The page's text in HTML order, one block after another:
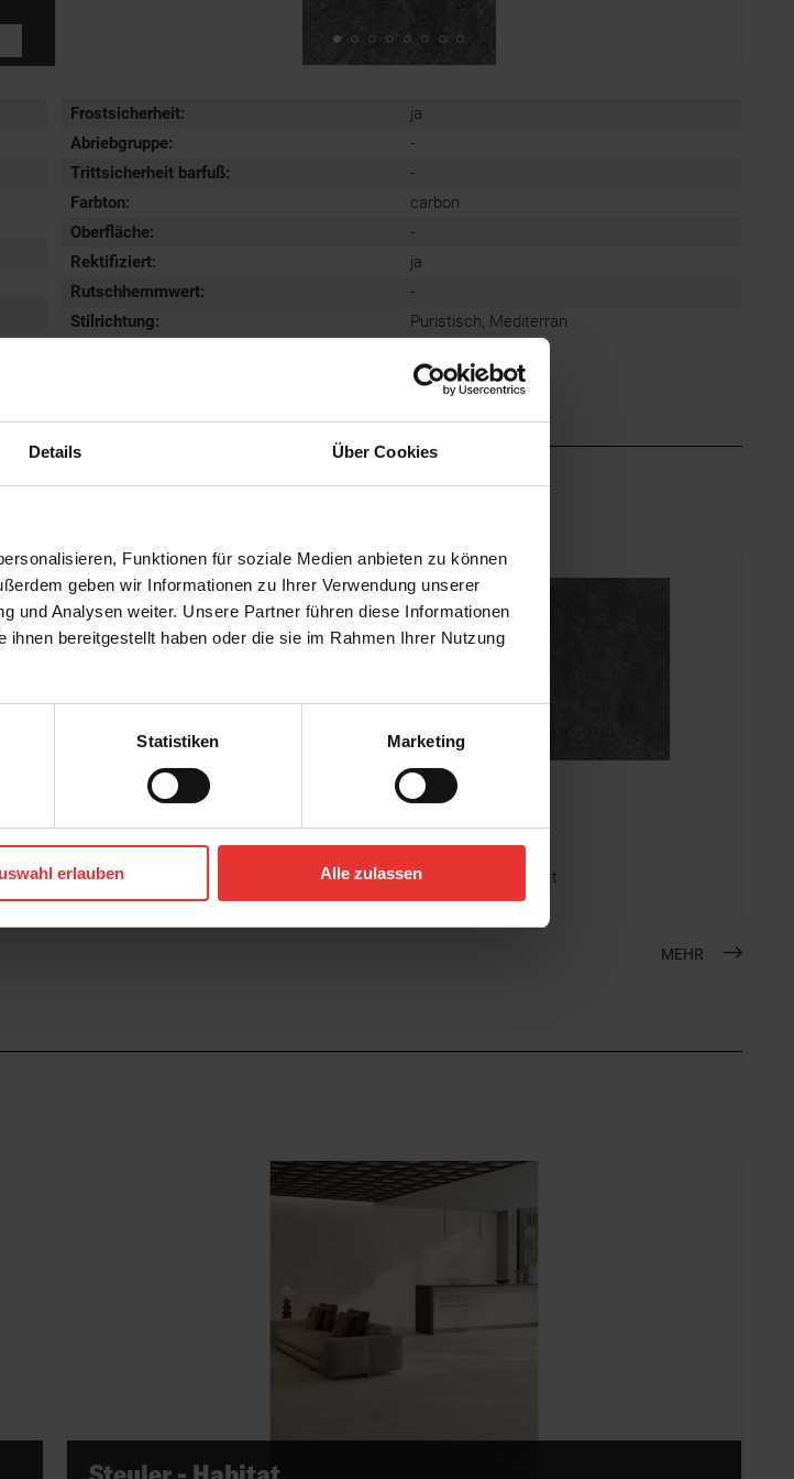
Details Über Cookies
Funktionen für soziale Medien anbieten zu können
geben wir Informationen zu Ihrer Verwendung unserer
und Analysen weiter. Unsere Partner führen diese Informationen
bereitgestellt haben oder die sie im Rahmen Ihrer Nutzung
Statistiken Marketing
erlauben Alle zulassen
Frostsicherheit:
ja
Abriebgruppe:
-
Trittsicherheit barfuß:
-
Farbton:
carbon
Oberfläche:
-
Rektifiziert:
ja
Rutschhemmwert:
-
Stilrichtung: Puristisch, Mediterran
Steuler
carbon
Steuler
carbon cera - matt
MEHR